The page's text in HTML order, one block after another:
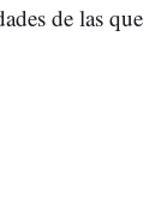
de las que